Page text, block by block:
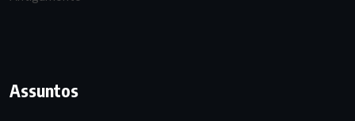
Assuntos